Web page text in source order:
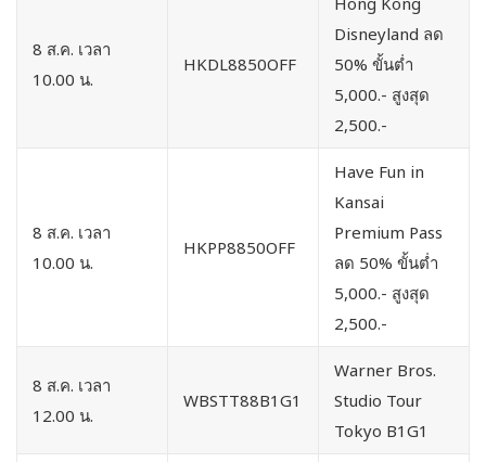
8 ส.ค. เวลา
10.00 น.
HKDL8850OFF
Disneyland ลด
50% ขั้นต่ำ
5,000.- สูงสุด
2,500.-
8 ส.ค. เวลา
10.00 น.
HKPP8850OFF
Have Fun in
Kansai
Premium Pass
ลด 50% ขั้นต่ำ
5,000.- สูงสุด
2,500.-
8 ส.ค. เวลา
12.00 น.
WBSTT88B1G1
Warner Bros.
Studio Tour
Tokyo B1G1